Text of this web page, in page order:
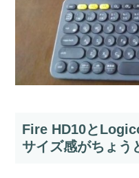
Fire HD10と
サイズ感がちょう